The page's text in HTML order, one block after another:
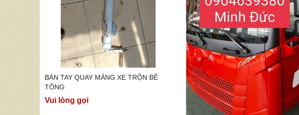
BÁN TAY QUAY MÁNG XE TRỘN BÊ
TÔNG
Vui lòng gọi
BÁN CÁC ĐĂNG QUAY BƠM XE TRỘN
Vui lòng gọi